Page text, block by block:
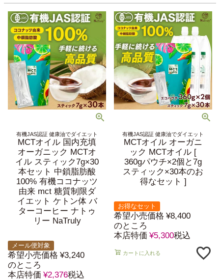
有機JAS認証 健康油でダイエット
MCTオイル 国内充填
オーガニック MCTオ
イル スティック7g×30
本セット 中鎖脂肪酸
100% 有機ココナッツ
由来 mct 糖質制限ダ
イエット ケトン体 バ
ターコーヒー ナトゥ
リー NaTruly
メール便対象
希望小売価格 ¥3,240
のところ
本店特価 ¥2,376税込
有機JAS認証 健康油でダイエット
MCTオイル オーガニ
ック MCTオイル [
360gパウチ×2個と7g
スティック×30本のお
得なセット ]
お得なセット
希望小売価格 ¥8,400
のところ
本店特価 ¥5,300税込
カートに入れる